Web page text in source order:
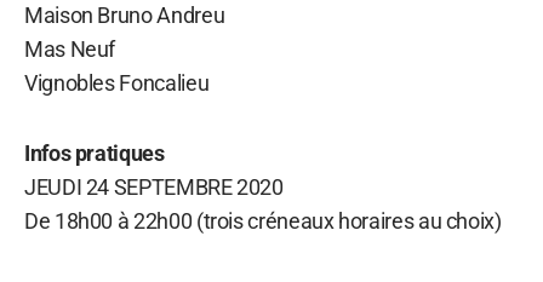
Maison Bruno Andreu
Mas Neuf
Vignobles Foncalieu
Infos pratiques
JEUDI 24 SEPTEMBRE 2020
De 18h00 à 22h00 (trois créneaux horaires au choix)